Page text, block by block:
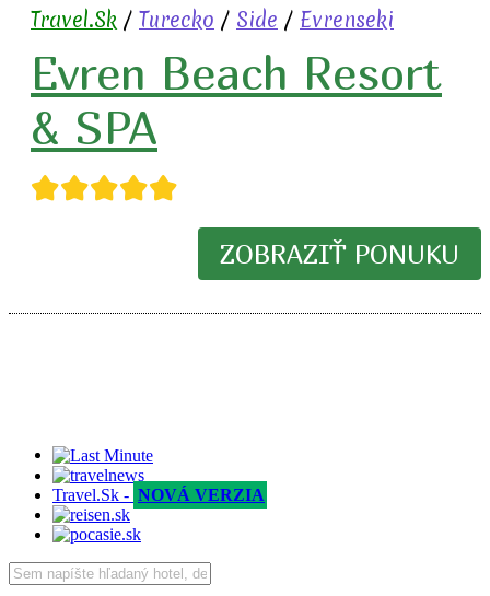
Travel.Sk / Turecko / Side / Evrenseki
Evren Beach Resort
& SPA
★★★★★
ZOBRAZIŤ PONUKU
Travel.Sk - NOVÁ VERZIA